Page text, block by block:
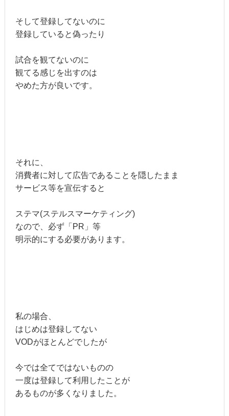
そして登録してないのに
登録していると偽ったり
試合を観てないのに
観てる感じを出すのは
やめた方が良いです。
それに、
消費者に対して広告であることを隠したまま
サービス等を宣伝すると
ステマ(ステルスマーケティング)
なので、必ず「PR」等
明示的にする必要があります。
私の場合、
はじめは登録してない
VODがほとんどでしたが
今では全てではないものの
一度は登録して利用したことが
あるものが多くなりました。